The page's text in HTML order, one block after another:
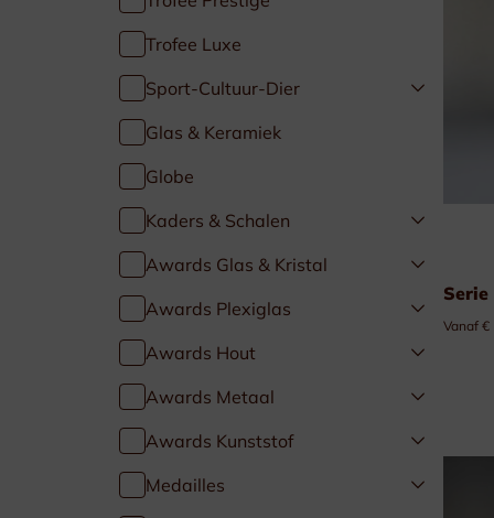
Paardensport
Kaders & Schalen
Trofee Luxe
Sport-Cultuur-Dier
Glas & Keramiek
Globe
Kaders & Schalen
Awards Glas & Kristal
Awards Plexiglas
Awards Hout
Awards Metaal
Awards Kunststof
Medailles
Serie
Vanaf €